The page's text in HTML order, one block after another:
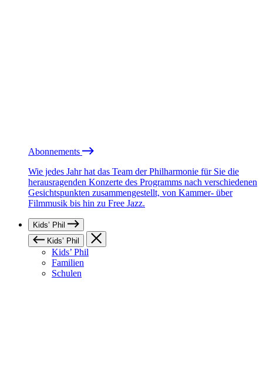
Abonnements
Wie jedes Jahr hat das Team der Philharmonie für Sie die
herausragenden Konzerte des Programms nach verschiedenen
Gesichtspunkten zusammengestellt, von Kammer- über
Filmmusik bis hin zu Free Jazz.
Kids’ Phil
Kids’ Phil
Kids’ Phil
Familien
Schulen